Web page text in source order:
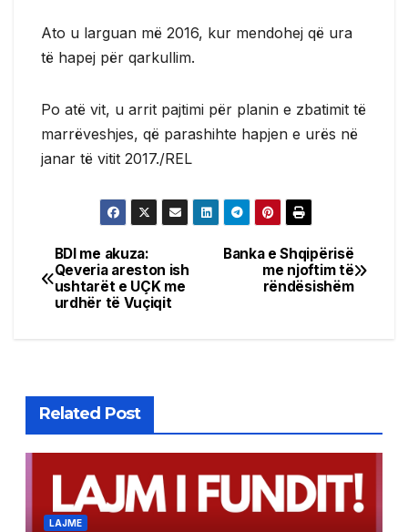
Ato u larguan më 2016, kur mendohej që ura
të hapej për qarkullim.
Po atë vit, u arrit pajtimi për planin e zbatimit të
marrëveshjes, që parashihte hapjen e urës në
janar të vitit 2017./REL
Post
navigation
Banka e Shqipërisë
me njoftim të
rëndësishëm
BDI me akuza:
Qeveria areston ish
ushtarët e UÇK me
urdhër të Vuçiqit
Related Post
LAJME